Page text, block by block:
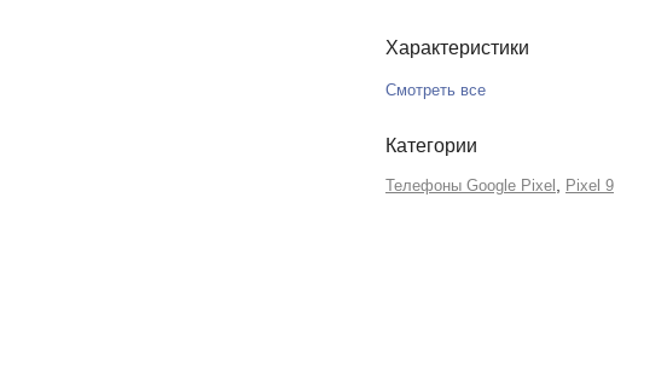
Характеристики
Смотреть все
Категории
Телефоны Google Pixel Pixel 9